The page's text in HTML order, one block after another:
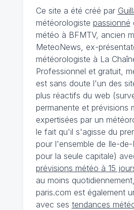
Ce site a été créé par
météorologiste passionné
météo à BFMTV, ancien
MeteoNews, ex-
météorologiste à La
Professionnel et gratuit,
est sans doute l'un des
plus réactifs du web
permanente et prévisions
expertisées par un
le fait qu'il s'agisse du
pour l'ensemble de Ile-
pour la seule capitale)
prévisions météo à 15
au moins
paris.com est également
avec ses tendances